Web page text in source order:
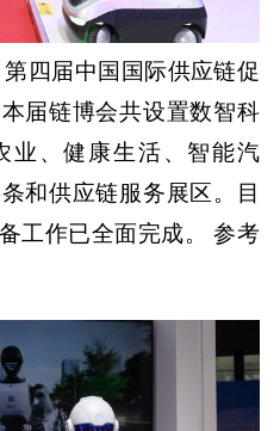
四届中国国际供应链促
届链博会共设置数智科
业、健康生活、智能汽
和供应链服务展区。目
工作已全面完成。 参考